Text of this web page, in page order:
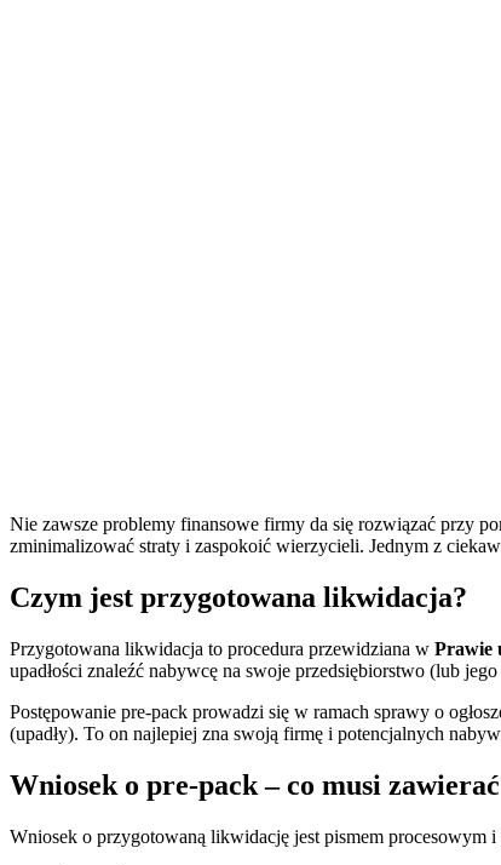
Nie zawsze problemy finansowe firmy da się rozwiązać przy
zminimalizować straty i zaspokoić wierzycieli. Jednym z
Czym jest przygotowana likwidacja?
Przygotowana likwidacja to procedura przewidziana w Prawie
upadłości znaleźć nabywcę na swoje przedsiębiorstwo (lub
Postępowanie pre-pack prowadzi się w ramach sprawy o
(upadły). To on najlepiej zna swoją firmę i potencjalnych
Wniosek o pre-pack – co musi
Wniosek o przygotowaną likwidację jest pismem